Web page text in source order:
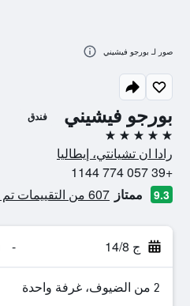
بورجو فيشيني فندق
5 نجوم
رادا ان تشيانتي، إيطاليا
+39 057 774 1144
9.3 ممتاز 607 من التقييمات تم التحقق منها
ج 14/8 -
2 من الضيوف، غرفة واحدة
صور لـ بورجو فيشيني